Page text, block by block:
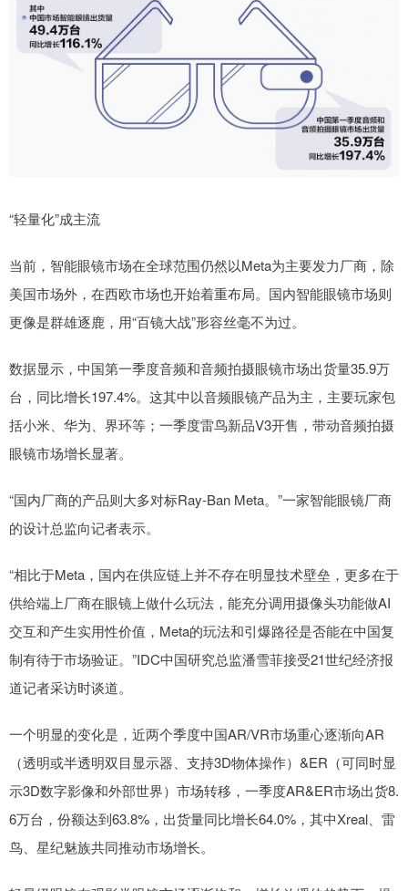
“轻量化”成主流
当前，智能眼镜市场在全球范围仍然以Meta为主要发力厂商，除
美国市场外，在西欧市场也开始着重布局。国内智能眼镜市场则
更像是群雄逐鹿，用“百镜大战”形容丝毫不为过。
数据显示，中国第一季度音频和音频拍摄眼镜市场出货量35.9万
台，同比增长197.4%。这其中以音频眼镜产品为主，主要玩家包
括小米、华为、界环等；一季度雷鸟新品V3开售，带动音频拍摄
眼镜市场增长显著。
“国内厂商的产品则大多对标Ray-Ban Meta。”一家智能眼镜厂商
的设计总监向记者表示。
“相比于Meta，国内在供应链上并不存在明显技术壁垒，更多在于
供给端上厂商在眼镜上做什么玩法，能充分调用摄像头功能做AI
交互和产生实用性价值，Meta的玩法和引爆路径是否能在中国复
制有待于市场验证。”IDC中国研究总监潘雪菲接受21世纪经济报
道记者采访时谈道。
一个明显的变化是，近两个季度中国AR/VR市场重心逐渐向AR
（透明或半透明双目显示器、支持3D物体操作）&ER（可同时显
示3D数字影像和外部世界）市场转移，一季度AR&ER市场出货8.
6万台，份额达到63.8%，出货量同比增长64.0%，其中Xreal、雷
鸟、星纪魅族共同推动市场增长。